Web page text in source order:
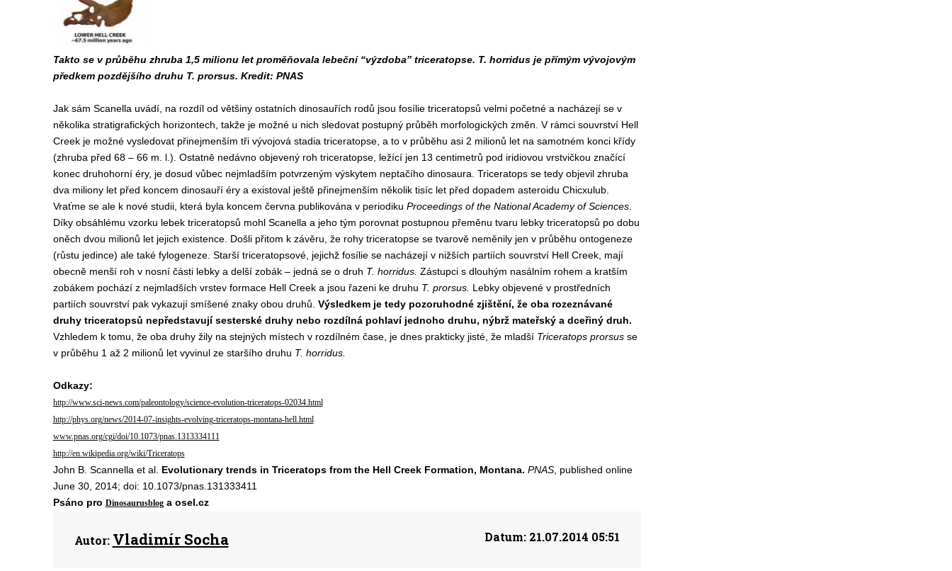
Takto se v průběhu zhruba 1,5 milionu let proměňovala lebeční “výzdoba” triceratopse. T. horridus je přímým vývojovým
předkem pozdějšího druhu T. prorsus. Kredit: PNAS
Jak sám Scanella uvádí, na rozdíl od většiny ostatních dinosauřích rodů jsou fosílie triceratopsů velmi početné a nacházejí se v
několika stratigrafických horizontech, takže je možné u nich sledovat postupný průběh morfologických změn. V rámci souvrství Hell
Creek je možné vysledovat přinejmenším tři vývojová stadia triceratopse, a to v průběhu asi 2 milionů let na samotném konci křídy
(zhruba před 68 – 66 m. l.). Ostatně nedávno objevený roh triceratopse, ležící jen 13 centimetrů pod iridiovou vrstvičkou značící
konec druhohorní éry, je dosud vůbec nejmladším potvrzeným výskytem neptačího dinosaura. Triceratops se tedy objevil zhruba
dva miliony let před koncem dinosauří éry a existoval ještě přinejmenším několik tisíc let před dopadem asteroidu Chicxulub.
Vraťme se ale k nové studii, která byla koncem června publikována v periodiku Proceedings of the National Academy of Sciences.
Díky obsáhlému vzorku lebek triceratopsů mohl Scanella a jeho tým porovnat postupnou přeměnu tvaru lebky triceratopsů po dobu
oněch dvou milionů let jejich existence. Došli přitom k závěru, že rohy triceratopse se tvarově neměnily jen v průběhu ontogeneze
(růstu jedince) ale také fylogeneze. Starší triceratopsové, jejichž fosílie se nacházejí v nižších partiích souvrství Hell Creek, mají
obecně menší roh v nosní části lebky a delší zobák – jedná se o druh T. horridus. Zástupci s dlouhým nasálním rohem a kratším
zobákem pochází z nejmladších vrstev formace Hell Creek a jsou řazeni ke druhu T. prorsus. Lebky objevené v prostředních
partiích souvrství pak vykazují smíšené znaky obou druhů. Výsledkem je tedy pozoruhodné zjištění, že oba rozeznávané
druhy triceratopsů nepředstavují sesterské druhy nebo rozdílná pohlaví jednoho druhu, nýbrž mateřský a dceřiný druh.
Vzhledem k tomu, že oba druhy žily na stejných místech v rozdílném čase, je dnes prakticky jisté, že mladší Triceratops prorsusse
v průběhu 1 až 2 milionů let vyvinul ze staršího druhu T. horridus.
Odkazy:
http://www.sci-news.com/paleontology/science-evolution-triceratops-02034.html
http://phys.org/news/2014-07-insights-evolving-triceratops-montana-hell.html
www.pnas.org/cgi/doi/10.1073/pnas.1313334111
http://en.wikipedia.org/wiki/Triceratops
John B. Scannella et al. Evolutionary trends in Triceratops from the Hell Creek Formation, Montana. PNAS, published online
June 30, 2014; doi: 10.1073/pnas.131333411
Psáno pro Dinosaurusbloga osel.cz
Autor: Vladimír Socha Datum:21.07.2014 05:51